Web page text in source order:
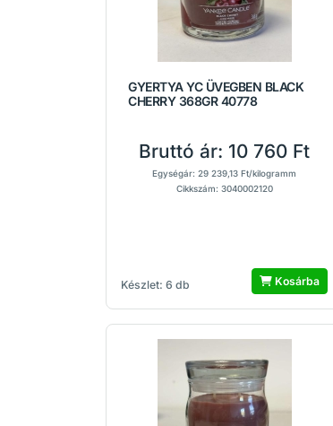
GYERTYA YC ÜVEGBEN BLACK
CHERRY 368GR 40778
Készlet: 6 db
Bruttó ár: 10 760 Ft
Egységár: 29 239,13 Ft/kilogramm
Cikkszám: 3040002120
Kosárba